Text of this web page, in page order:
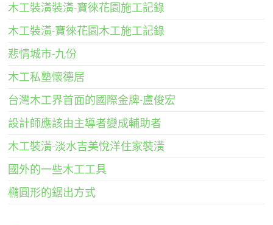
木工裝潢裝潢-寶徠花園施工記錄
木工裝潢-寶徠花園木工施工記錄
悲情城市-九份
木工私塾懷德居
台灣木工界首面的國際金牌-盧俊宏
設計師應該由主導者變成輔助者
木工裝潢-淡水吉美悅洋住家裝潢
國外的一些木工工具
橢圓形的鋸出方式